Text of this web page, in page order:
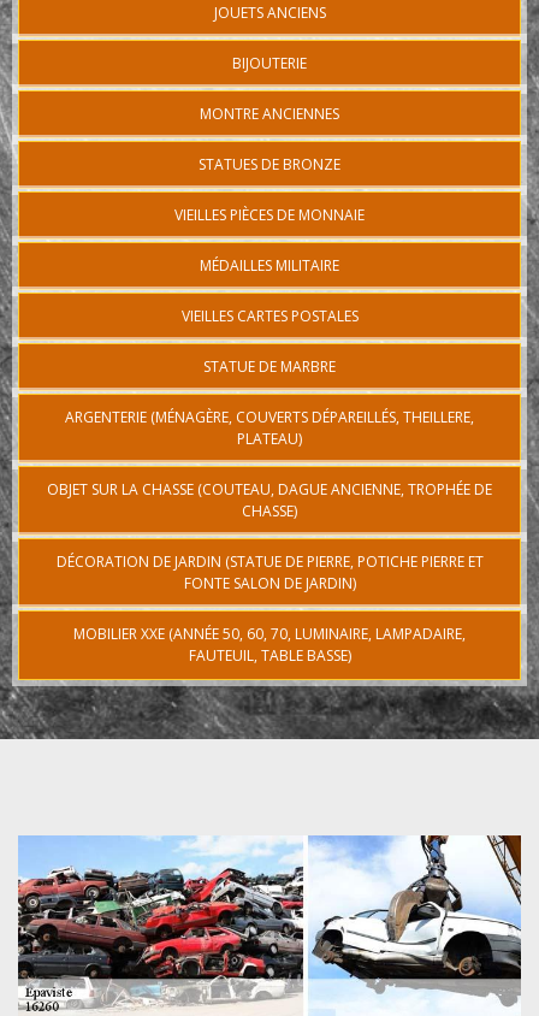
JOUETS ANCIENS
BIJOUTERIE
MONTRE ANCIENNES
STATUES DE BRONZE
VIEILLES PIÈCES DE MONNAIE
MÉDAILLES MILITAIRE
VIEILLES CARTES POSTALES
STATUE DE MARBRE
ARGENTERIE (MÉNAGÈRE, COUVERTS DÉPAREILLÉS, THEILLERE,
PLATEAU)
OBJET SUR LA CHASSE (COUTEAU, DAGUE ANCIENNE, TROPHÉE DE
CHASSE)
DÉCORATION DE JARDIN (STATUE DE PIERRE, POTICHE PIERRE ET
FONTE SALON DE JARDIN)
MOBILIER XXE (ANNÉE 50, 60, 70, LUMINAIRE, LAMPADAIRE,
FAUTEUIL, TABLE BASSE)